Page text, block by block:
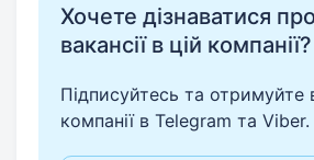
Хочете дізнаватися
вакансії в цій компанії?
Підписуйтесь та отримуйте
компанії в Telegram та Viber.